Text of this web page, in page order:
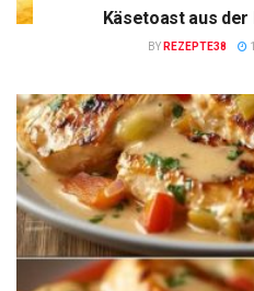
Käsetoast aus
BY REZEPTE38